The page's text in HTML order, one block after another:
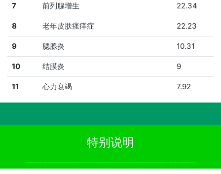
7 前列腺增生 22.34
8 老年皮肤瘙痒症 22.23
9 腮腺炎 10.31
10 结膜炎 9
11 心力衰竭 7.92
特别说明